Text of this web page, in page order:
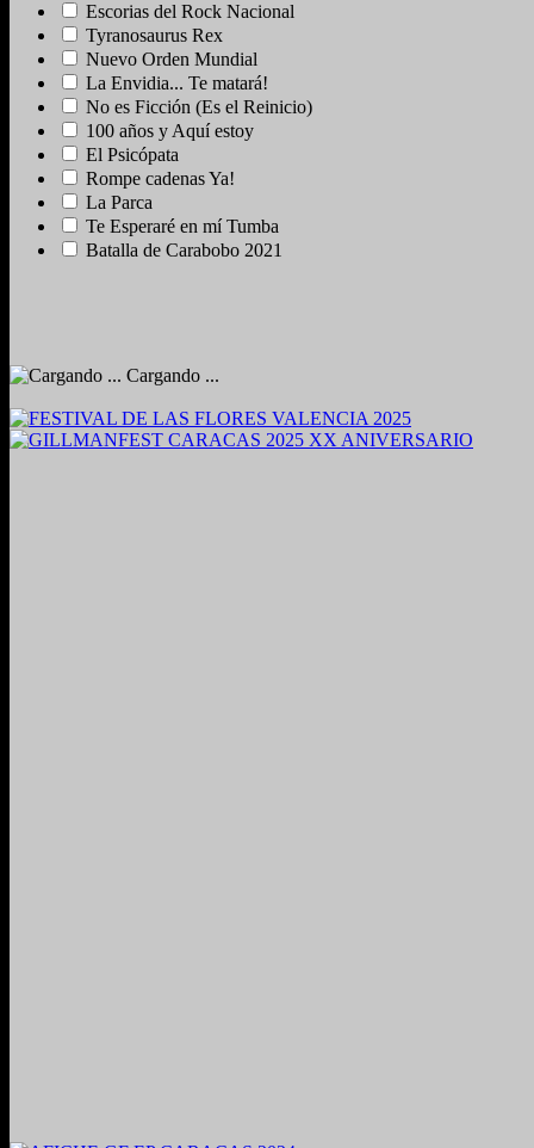
Escorias del Rock Nacional
Tyranosaurus Rex
Nuevo Orden Mundial
La Envidia... Te matará!
No es Ficción (Es el Reinicio)
100 años y Aquí estoy
El Psicópata
Rompe cadenas Ya!
La Parca
Te Esperaré en mí Tumba
Batalla de Carabobo 2021
Cargando ...